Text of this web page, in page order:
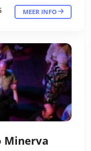
MEER INFO
Minerva